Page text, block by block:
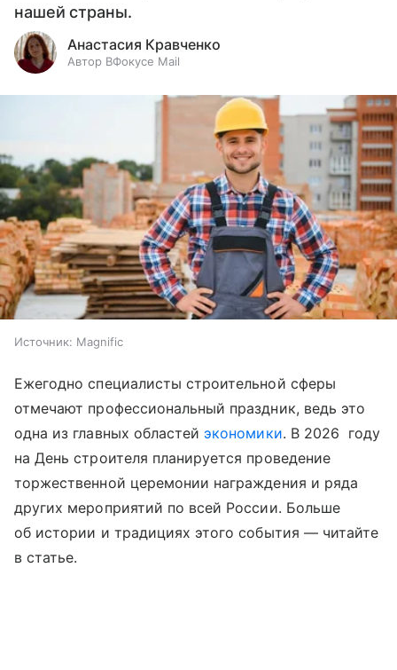
нашей страны.
Анастасия Кравченко
Автор ВФокусе Mail
Источник: Magnific
Ежегодно специалисты строительной сферы
отмечают профессиональный праздник, ведь это
одна из главных областей экономики. В 2026 году
на День строителя планируется проведение
торжественной церемонии награждения и ряда
других мероприятий по всей России. Больше
об истории и традициях этого события — читайте
в статье.